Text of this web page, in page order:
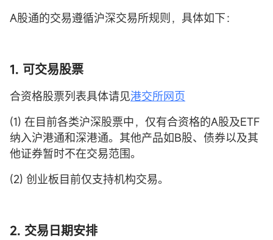
A股通的交易遵循沪深交易所规则，具体如下：
1. 可交易股票
合资格股票列表具体请见港交所网页
(1) 在目前各类沪深股票中，仅有合资格的A股及ETF
纳入沪港通和深港通。其他产品如B股、债券以及其
他证券暂时不在交易范围。
(2) 创业板目前仅支持机构交易。
2. 交易日期安排